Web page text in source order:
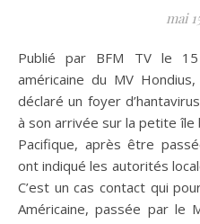
mai
Publié par BFM TV le 15 mai 2026 Une passagère
américaine du MV
déclaré un foyer
à son arrivée sur la petite île
Pacifique, après être
ont indiqué les autorités
C’est un cas contact qui
Américaine, passée par le